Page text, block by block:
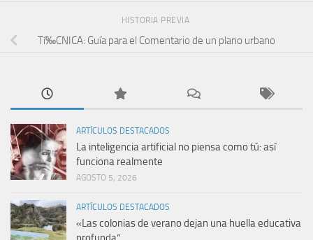
HISTORIA PREVIA
Tí‰CNICA: Guí­a para el Comentario de un plano urbano
ARTÍCULOS DESTACADOS
La inteligencia artificial no piensa como tú: así
funciona realmente
AGOSTO 5, 2026
ARTÍCULOS DESTACADOS
«Las colonias de verano dejan una huella educativa